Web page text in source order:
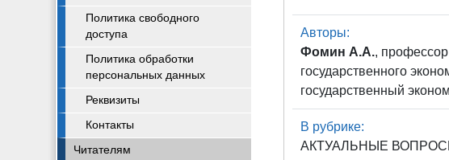
Политика свободного
доступа
Политика обработки
персональных данных
Реквизиты
Контакты
Читателям
Авторы:
Фомин А.А.,
государственного
государственный
В рубрике:
АКТУАЛЬНЫЕ